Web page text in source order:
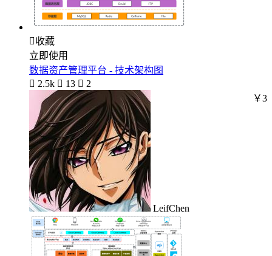
收藏
立即使用
数据资产管理平台 - 技术架构图
 2.5k  13  2
LeifChen
￥3